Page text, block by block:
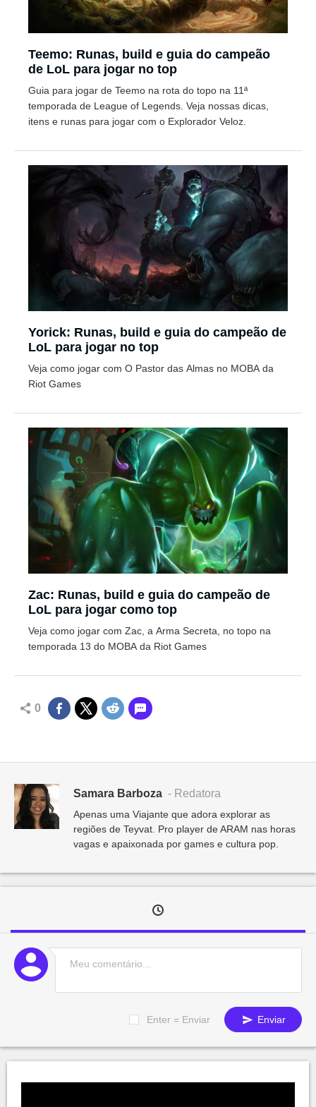
Teemo: Runas, build e guia do campeão
de LoL para jogar no top
Guia para jogar de Teemo na rota do topo na 11ª
temporada de League of Legends. Veja nossas dicas,
itens e runas para jogar com o Explorador Veloz.
Yorick: Runas, build e guia do campeão de
LoL para jogar no top
Veja como jogar com O Pastor das Almas no MOBA da
Riot Games
Zac: Runas, build e guia do campeão de
LoL para jogar como top
Veja como jogar com Zac, a Arma Secreta, no topo na
temporada 13 do MOBA da Riot Games
0
Samara Barboza - Redatora
Apenas uma Viajante que adora explorar as
regiões de Teyvat. Pro player de ARAM nas horas
vagas e apaixonada por games e cultura pop.
Enter = Enviar Enviar